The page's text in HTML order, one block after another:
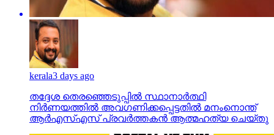
kerala3 days ago
തദ്ദേശ തെരഞ്ഞെടുപ്പില്‍ സ്ഥാനാര്‍ത്ഥി
നിര്‍ണയത്തില്‍ അവഗണിക്കപ്പെട്ടതില്‍ മനംനൊന്ത്
ആര്‍എസ്എസ് പ്രവര്‍ത്തകന്‍ ആത്മഹത്യ ചെയ്തു